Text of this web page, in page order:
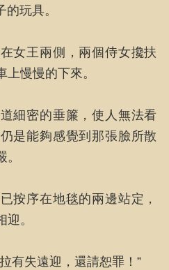
玩具。
女王兩側，兩個侍女攙扶
慢慢的下來。
細密的垂簾，使人無法看
是能夠感覺到那張臉所散
按序在地毯的兩邊站定，
。
有失遠迎，還請恕罪！”